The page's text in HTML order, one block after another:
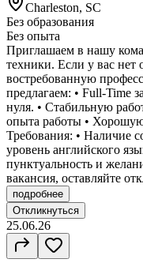
Charleston, SC
Без образования
Без опыта
Приглашаем в нашу
техники. Если у вас нет
востребованную
предлагаем: • Full-Time
нуля. • Стабильную
опыта работы •
Требования: • Наличие
уровень английского
пунктуальность и
вакансия, оставляйте
подробнее
Откликнуться
25.06.26